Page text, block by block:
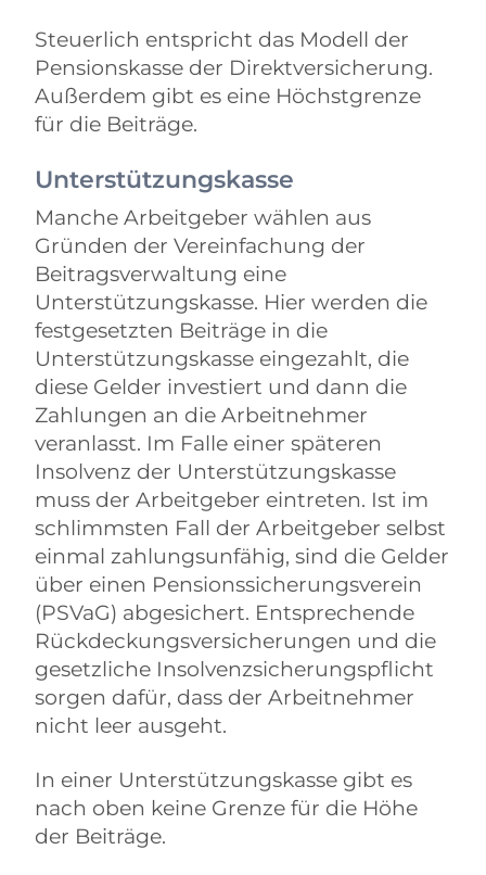
Steuerlich entspricht das Modell der
Pensionskasse der Direktversicherung.
Außerdem gibt es eine Höchstgrenze
für die Beiträge.
Unterstützungskasse
Manche Arbeitgeber wählen aus
Gründen der Vereinfachung der
Beitragsverwaltung eine
Unterstützungskasse. Hier werden die
festgesetzten Beiträge in die
Unterstützungskasse eingezahlt, die
diese Gelder investiert und dann die
Zahlungen an die Arbeitnehmer
veranlasst. Im Falle einer späteren
Insolvenz der Unterstützungskasse
muss der Arbeitgeber eintreten. Ist im
schlimmsten Fall der Arbeitgeber selbst
einmal zahlungsunfähig, sind die Gelder
über einen Pensionssicherungsverein
(PSVaG) abgesichert. Entsprechende
Rückdeckungsversicherungen und die
gesetzliche Insolvenzsicherungspflicht
sorgen dafür, dass der Arbeitnehmer
nicht leer ausgeht.
In einer Unterstützungskasse gibt es
nach oben keine Grenze für die Höhe
der Beiträge.